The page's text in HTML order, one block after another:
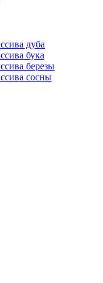
дуба
бука
березы
сосны